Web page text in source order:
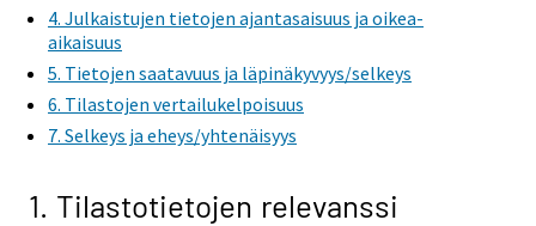
4. Julkaistujen tietojen ajantasaisuus ja oikea-
aikaisuus
5. Tietojen saatavuus ja läpinäkyvyys/selkeys
6. Tilastojen vertailukelpoisuus
7. Selkeys ja eheys/yhtenäisyys
1. Tilastotietojen relevanssi